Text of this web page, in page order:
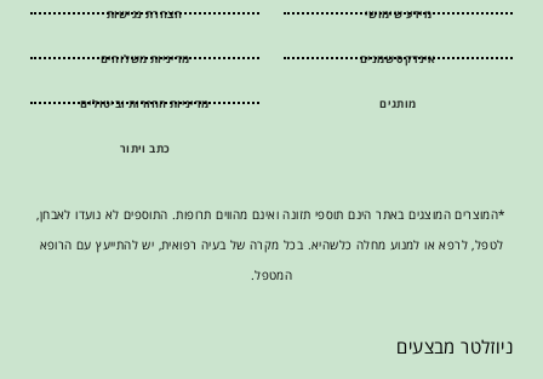
מידע שימושי
אינדקס שמנים
מותגים
הצהרת נגישות
מדיניות משלוחים
מדיניות החזרות וביטולים
כתב ויתור
*המוצרים המוצגים באתר הינם תוספי תזונה ואינם מהווים תרופות. התוספים לא נועדו לאבחן,
לטפל, לרפא או למנוע מחלה כלשהיא. בכל מקרה של בעיה רפואית, יש להתייעץ עם הרופא
המטפל.
ניוזלטר מבצעים